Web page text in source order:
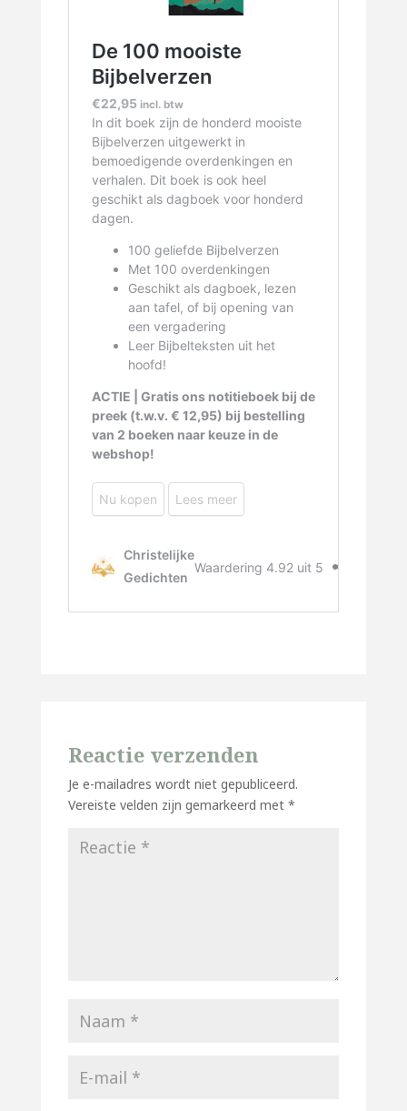
Reactie verzenden
Je e-mailadres wordt niet gepubliceerd.
Vereiste velden zijn gemarkeerd met *